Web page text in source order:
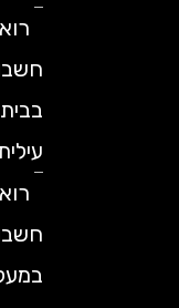
רואה
חשבון
בביתר
עילית
רואה
חשבון
במעלה